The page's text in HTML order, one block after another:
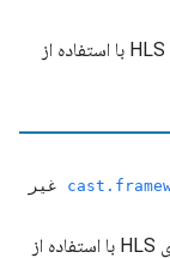
فرمت بخش صوتی HLS. فقط برای پخش محتوای HLS با استفاده از
غیر
فرمت بخش ویدیوی HLS. فقط برای پخش محتوای HLS با استفاده از